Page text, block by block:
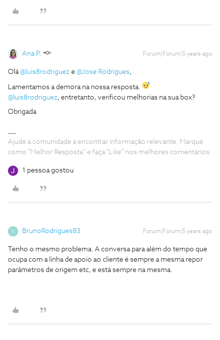
Ana P. Forum|Forum|5 years ago
Olá@luis8rodriguez e @Jose Rodrigues,
Lamentamos a demora na nossa resposta.
@luis8rodriguez, entretanto, verificou melhorias na sua box?
Obrigada
Ajude a comunidade a encontrar informação relevante. Marque
como "Melhor Resposta" e faça "Like" nos melhores comentários.
1 pessoa gostou
B BrunoRodrigues83 Forum|Forum|5 years ago
Tenho o mesmo problema. A conversa para além do tempo que
ocupa com a linha de apoio ao cliente é sempre a mesma repor
parâmetros de origem etc, e está sempre na mesma.